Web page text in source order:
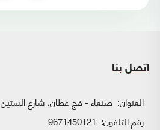
اتصل بنا
العنوان: صنعاء - فج عطان، شارع الستين
رقم التلفون: 9671450121